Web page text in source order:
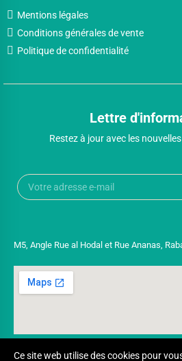
Mentions légales
Conditions générales de vente
Politique de confidentialité
Lettre
Restez à jour avec les
M5, Angle Rue al Hodal et Rue Ananas,
Ce site web utilise des cookies pour